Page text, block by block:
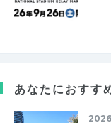
あなたにおすす